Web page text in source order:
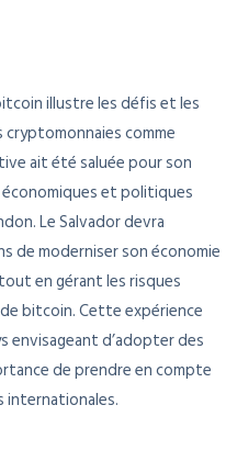
illustre les défis et les
comme
ait été saluée pour son
et politiques
Le Salvador devra
de moderniser son économie
en gérant les risques
bitcoin. Cette expérience
envisageant d’adopter des
de prendre en compte
internationales.